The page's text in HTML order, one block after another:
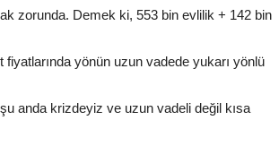
zorunda. Demek ki, 553 bin evlilik + 142 bin
yönün uzun vadede yukarı yönlü
anda krizdeyiz ve uzun vadeli değil kısa